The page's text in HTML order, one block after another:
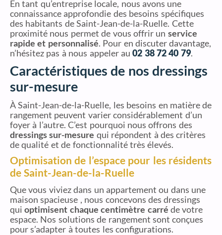
En tant qu’entreprise locale, nous avons une
connaissance approfondie des besoins spécifiques
des habitants de Saint-Jean-de-la-Ruelle. Cette
proximité nous permet de vous offrir un service
rapide et personnalisé. Pour en discuter davantage,
n’hésitez pas à nous appeler au02 38 72 40 79.
Caractéristiques de nos dressings
sur-mesure
À Saint-Jean-de-la-Ruelle, les besoins en matière de
rangement peuvent varier considérablement d’un
foyer à l’autre. C’est pourquoi nous offrons des
dressings sur-mesure qui répondent à des critères
de qualité et de fonctionnalité très élevés.
Optimisation de l’espace pour les résidents
de Saint-Jean-de-la-Ruelle
Que vous viviez dans un appartement ou dans une
maison spacieuse , nous concevons des dressings
quioptimisent chaque centimètre carré de votre
espace. Nos solutions de rangement sont conçues
pour s’adapter à toutes les configurations.